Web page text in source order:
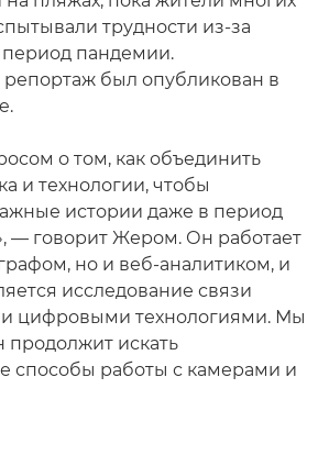
трудности из-за
пандемии.
был опубликован в
о том, как объединить
и технологии, чтобы
истории даже в период
— говорит Жером. Он работает
но и веб-аналитиком, и
исследование связи
цифровыми технологиями. Мы
продолжит искать
способы работы с камерами и